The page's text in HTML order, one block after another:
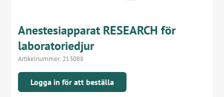
Anestesiapparat RESEARCH för
laboratoriedjur
Artikelnummer: 213088
Logga in för att beställa